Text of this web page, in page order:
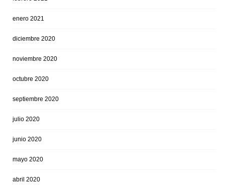
enero 2021
diciembre 2020
noviembre 2020
octubre 2020
septiembre 2020
julio 2020
junio 2020
mayo 2020
abril 2020